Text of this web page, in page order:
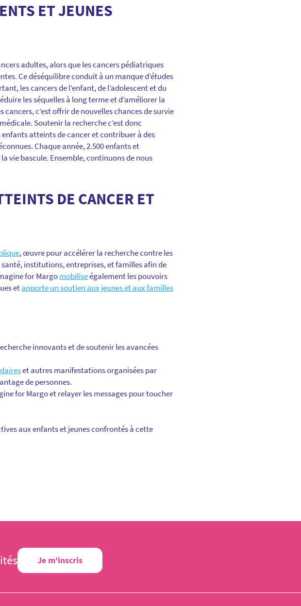
ET JEUNES
adultes, alors que les cancers pédiatriques
Ce déséquilibre conduit à un manque d’études
les cancers de l’enfant, de l’adolescent et du
les séquelles à long terme et d’améliorer la
c’est offrir de nouvelles chances de survie
Soutenir la recherche c’est donc
atteints de cancer et contribuer à des
Chaque année, 2.500 enfants et
vie bascule. Ensemble, continuons de nous
DE CANCER ET
, œuvre pour accélérer la recherche contre les
institutions, entreprises, et familles afin de
for Margomobiliseégalement les pouvoirs
etapporte un soutien aux jeunes et aux familles
innovants et de soutenir les avancées
et autres manifestations organisées par
de personnes.
for Margo et relayer les messages pour toucher
aux enfants et jeunes confrontés à cette
Je m'inscris